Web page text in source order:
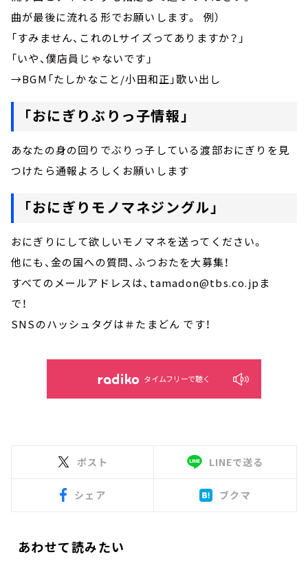
曲が最後に流れる形でお願いします。 例）
「すみません、これのLサイズってありますか？」
「いや、僕店員じゃないです」
→BGM「たしかなこと/小田和正」歌い出し
「おにぎりぶりっ子情報」
あなたの身の回りでぶりっ子している渡部おにぎりを見
つけたら通報よろしくお願いします
「おにぎりモノマネジングル」
おにぎりにして欲しいモノマネを送ってください。
他にも、金の国への質問、ふつおたを大募集！
すべてのメールアドレスは、tamadon@tbs.co.jpま
で！
SNSのハッシュタグは＃たまどん です！
タイムフリーで聴く
ポスト LINEで送る
シェア ブクマ
あわせて読みたい